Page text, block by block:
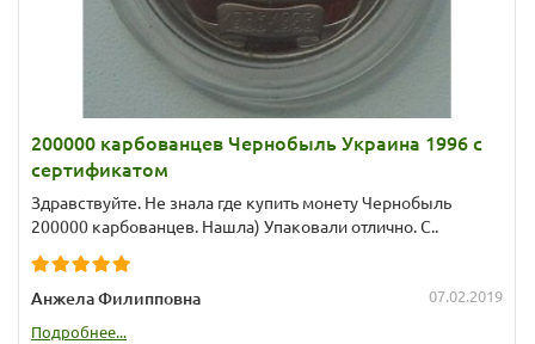
200000 карбованцев Чернобыль Украина 1996 с
сертификатом
Здравствуйте. Не знала где купить монету Чернобыль
200000 карбованцев. Нашла) Упаковали отлично. С..
Анжела Филипповна 07.02.2019
Подробнее...